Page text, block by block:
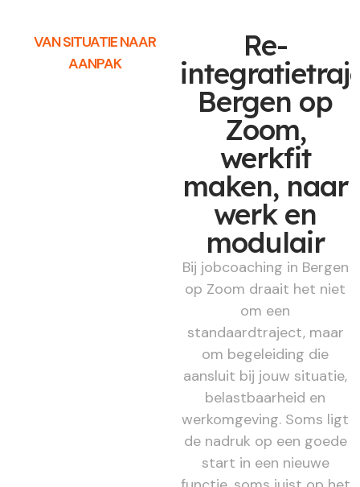
VAN SITUATIE NAAR
AANPAK
Re-
Bergen op
Zoom,
werkfit
maken, naar
werk en
modulair
Bij jobcoaching in Bergen
op Zoom draait het niet
om een
standaardtraject, maar
om begeleiding die
aansluit bij jouw situatie,
belastbaarheid en
werkomgeving. Soms ligt
de nadruk op een goede
start in een nieuwe